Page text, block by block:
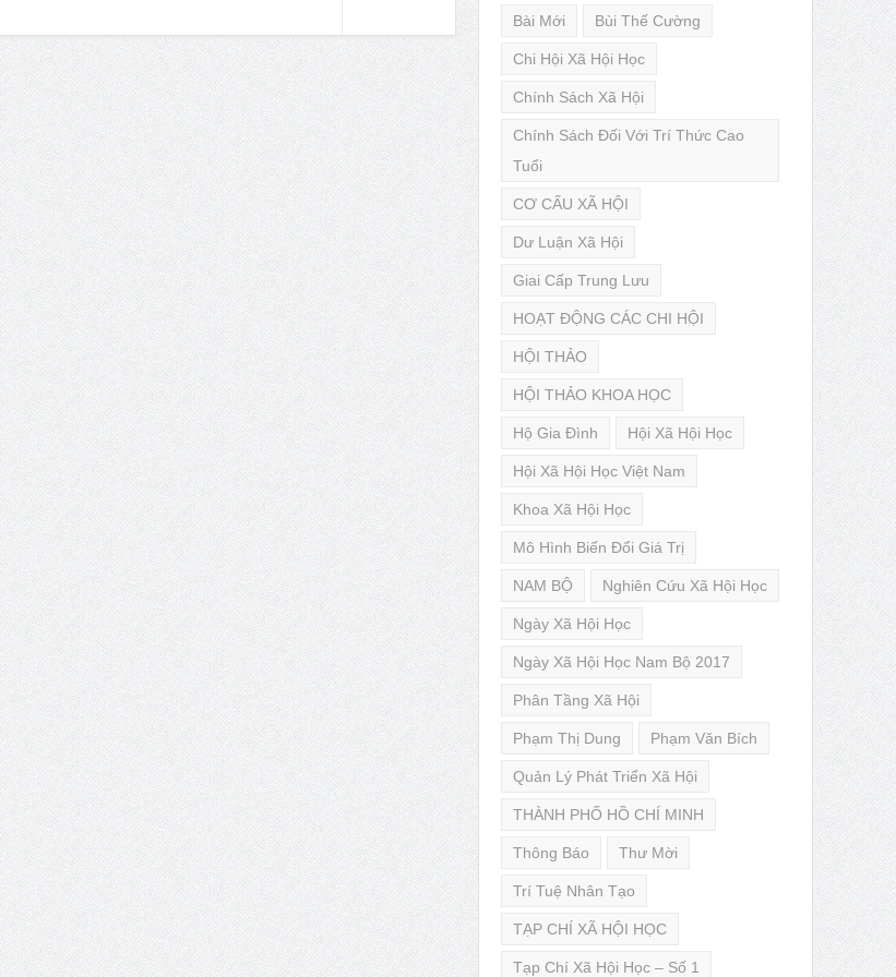
Bài Mới Bùi Thế Cường
Chi Hội Xã Hội Học
Chính Sách Xã Hội
Chính Sách Đối Với Trí Thức Cao
Tuổi
CƠ CẤU XÃ HỘI
Dư Luận Xã Hội
Giai Cấp Trung Lưu
HOẠT ĐỘNG CÁC CHI HỘI
HỘI THẢO
HỘI THẢO KHOA HỌC
Hộ Gia Đình Hội Xã Hội Học
Hội Xã Hội Học Việt Nam
Khoa Xã Hội Học
Mô Hình Biến Đổi Giá Trị
NAM BỘ Nghiên Cứu Xã Hội Học
Ngày Xã Hội Học
Ngày Xã Hội Học Nam Bộ 2017
Phân Tầng Xã Hội
Phạm Thị Dung Phạm Văn Bích
Quản Lý Phát Triển Xã Hội
THÀNH PHỐ HỒ CHÍ MINH
Thông Báo Thư Mời
Trí Tuệ Nhân Tạo
TẠP CHÍ XÃ HỘI HỌC
Tạp Chí Xã Hội Học – Số 1